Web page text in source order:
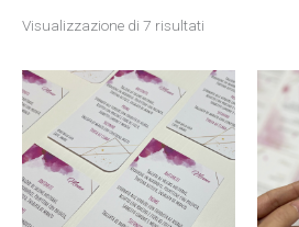
Visualizzazione di 7 risultati